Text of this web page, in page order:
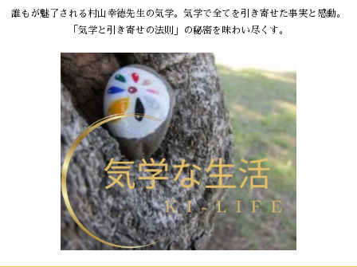
誰もが魅了される村山幸徳先生の気学。気学で全てを引き寄せた事実と感動。
「気学と引き寄せの法則」の秘密を味わい尽くす。